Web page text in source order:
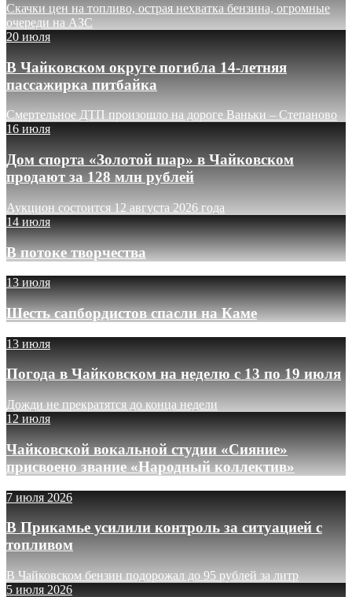
Скачки цен на топливо, острая нехватка бензина, огромные
очереди на АЗС
20 июля
В Чайковском округе погибла 14-летняя
пассажирка питбайка
Смертельное ДТП произошло на дороге Ваньки – Степаново
16 июля
Дом спорта «Золотой шар» в Чайковском
продают за 128 млн рублей
Аукцион состоится 12 августа 2026 года
14 июля
В потоке творчества
13 июля
Шесть сапбордистов спасли на Каме
13 июля
Погода в Чайковском на неделю с 13 по 19 июля
Дожди не прекратятся до конца недели
12 июля
Чайковской вокальной студии «Сияние»
присвоено звание «Народный коллектив»
7 июля 2026
В Прикамье усилили контроль за ситуацией с
топливом
В Чайковском бензин подорожал до 95 рублей за литр
5 июля 2026